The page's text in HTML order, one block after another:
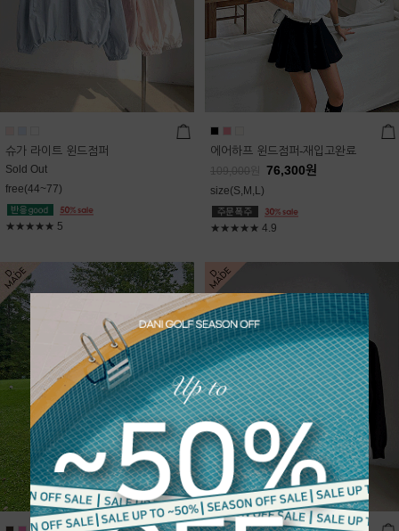
슈가 라이트 윈드점퍼
Sold Out
free(44~77)
★★★★★ 5
에어하프 윈드점퍼-재입고완료
109,000 76,300원
size(S,M,L)
★★★★★ 4.9